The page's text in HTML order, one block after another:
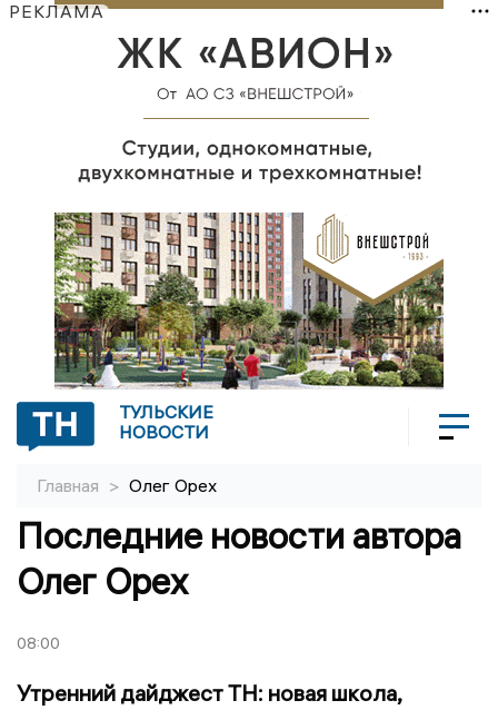
РЕКЛАМА
ТУЛЬСКИЕ
НОВОСТИ
Главная > Олег Орех
Последние новости автора
Олег Орех
08:00
Утренний дайджест ТН: новая школа,